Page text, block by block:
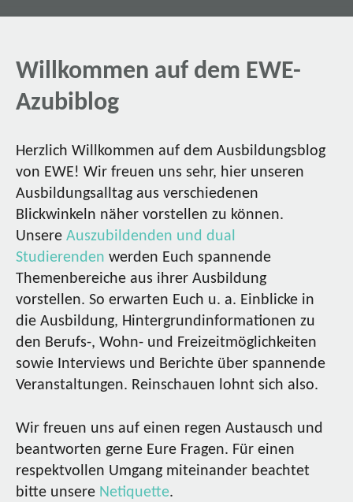
Willkommen auf dem EWE-
Azubiblog
Herzlich Willkommen auf dem Ausbildungsblog
von EWE! Wir freuen uns sehr, hier unseren
Ausbildungsalltag aus verschiedenen
Blickwinkeln näher vorstellen zu können.
Unsere Auszubildenden und dual
Studierenden werden Euch spannende
Themenbereiche aus ihrer Ausbildung
vorstellen. So erwarten Euch u. a. Einblicke in
die Ausbildung, Hintergrundinformationen zu
den Berufs-, Wohn- und Freizeitmöglichkeiten
sowie Interviews und Berichte über spannende
Veranstaltungen. Reinschauen lohnt sich also.
Wir freuen uns auf einen regen Austausch und
beantworten gerne Eure Fragen. Für einen
respektvollen Umgang miteinander beachtet
bitte unsere Netiquette.